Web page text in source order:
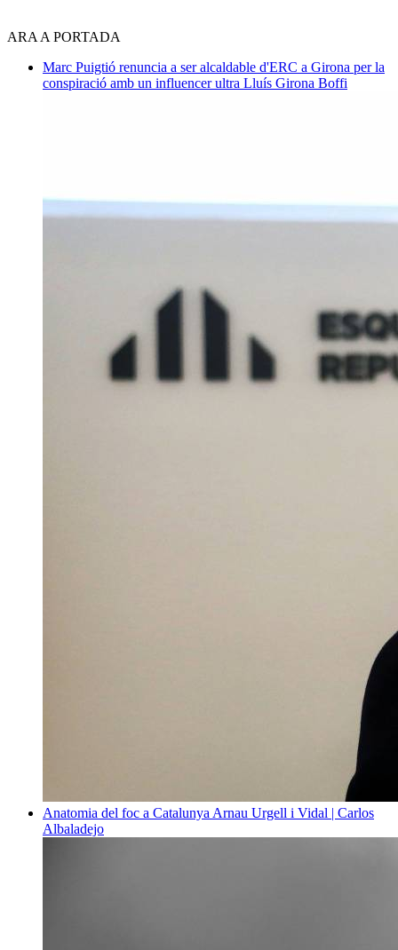
ARA A PORTADA
Marc Puigtió renuncia a ser alcaldable d'ERC a Girona per la
conspiració amb un influencer ultra Lluís Girona Boffi
Anatomia del foc a Catalunya Arnau Urgell i Vidal | Carlos
Albaladejo